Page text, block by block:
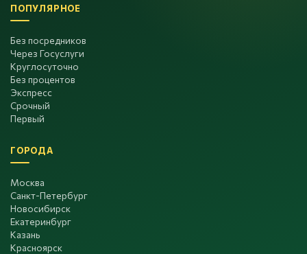
ПОПУЛЯРНОЕ
Без посредников
Через Госуслуги
Круглосуточно
Без процентов
Экспресс
Срочный
Первый
ГОРОДА
Москва
Санкт-Петербург
Новосибирск
Екатеринбург
Казань
Красноярск